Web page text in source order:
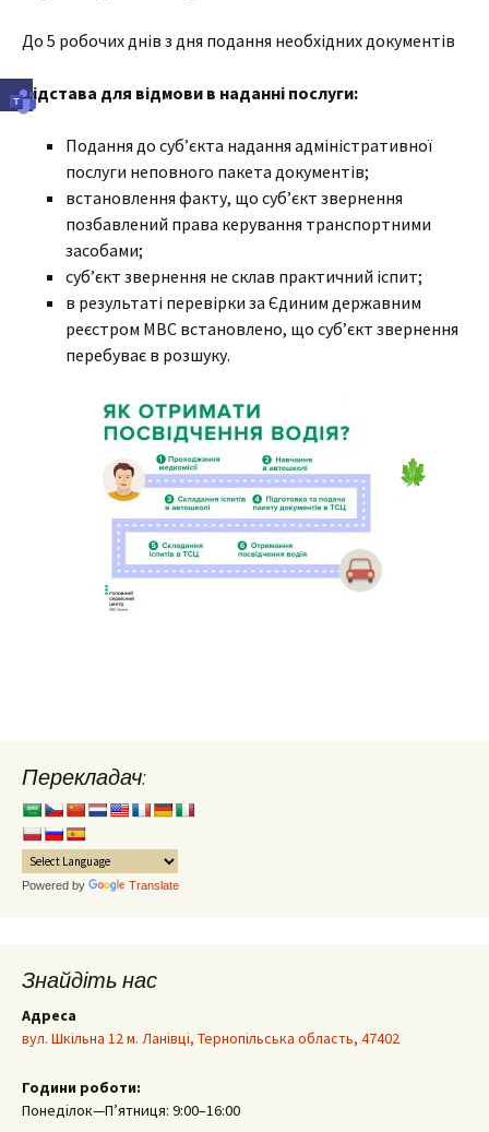
До 5 робочих днів з дня подання необхідних документів
Підстава для відмови в наданні послуги:
Подання до суб’єкта надання адміністративної
послуги неповного пакета документів;
встановлення факту, що суб’єкт звернення
позбавлений права керування транспортними
засобами;
суб’єкт звернення не склав практичний іспит;
в результаті перевірки за Єдиним державним
реєстром МВС встановлено, що суб’єкт звернення
перебуває в розшуку.
Перекладач:
Powered by Translate
Знайдіть нас
Адреса
вул. Шкільна 12 м. Ланівці, Тернопільська область, 47402
Години роботи:
Понеділок—П’ятниця: 9:00–16:00